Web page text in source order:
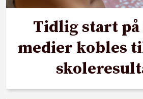
Tidlig start på
medier kobles